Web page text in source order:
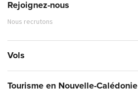
Rejoignez-nous
Nous recrutons
Vols
Tourisme en Nouvelle-Calédonie